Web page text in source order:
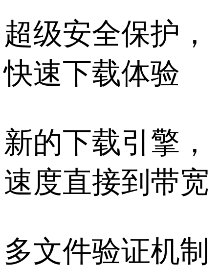
超级安全保护，
快速下载体验
新的下载引擎，
速度直接到带宽
多文件验证机制